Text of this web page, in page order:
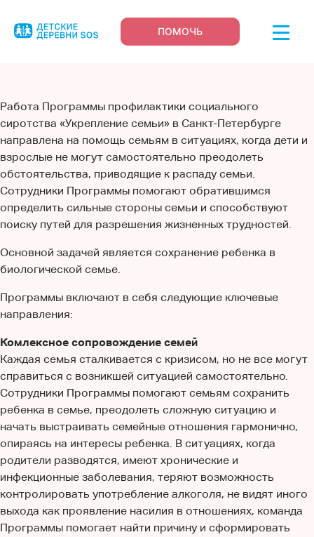
ПОМОЧЬ
Работа Программы профилактики социального
сиротства «Укрепление семьи» в Санкт-Петербурге
направлена на помощь семьям в ситуациях, когда дети и
взрослые не могут самостоятельно преодолеть
обстоятельства, приводящие к распаду семьи.
Сотрудники Программы помогают обратившимся
определить сильные стороны семьи и способствуют
поиску путей для разрешения жизненных трудностей.
Основной задачей является сохранение ребенка в
биологической семье.
Программы включают в себя следующие ключевые
направления:
Комлексное сопровождение семей
Каждая семья сталкивается с кризисом, но не все могут
справиться с возникшей ситуацией самостоятельно.
Сотрудники Программы помогают семьям сохранить
ребенка в семье, преодолеть сложную ситуацию и
начать выстраивать семейные отношения гармонично,
опираясь на интересы ребенка. В ситуациях, когда
родители разводятся, имеют хронические и
инфекционные заболевания, теряют возможность
контролировать употребление алкоголя, не видят иного
выхода как проявление насилия в отношениях, команда
Программы помогает найти причину и сформировать